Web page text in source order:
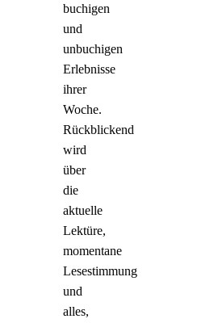
buchigen
und
unbuchigen
Erlebnisse
ihrer
Woche.
Rückblickend
wird
über
die
aktuelle
Lektüre,
momentane
Lesestimmung
und
alles,